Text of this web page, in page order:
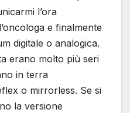
l’ora
e finalmente
digitale o analogica.
erano molto più seri
in terra
o mirrorless. Se si
la versione